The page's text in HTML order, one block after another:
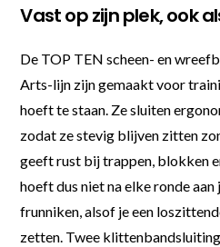
Vast op zijn plek, ook
De TOP TEN scheen- en
Arts-lijn zijn gemaakt voor
hoeft te staan. Ze sluiten
zodat ze stevig blijven zitten
geeft rust bij trappen, blokken
hoeft dus niet na elke ronde
frunniken, alsof je een
zetten. Twee